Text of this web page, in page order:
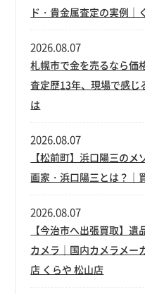
ド・貴金属査定の実例｜
札幌市で金を売るなら価
査定歴13年、現場で感じ
は
2026.08.07
【松前町】浜口陽三の
画家・浜口陽三とは？｜
2026.08.07
【今治市へ出張買取】
カメラ｜国内カメラメー
店 くらや 松山店
2026.08.07